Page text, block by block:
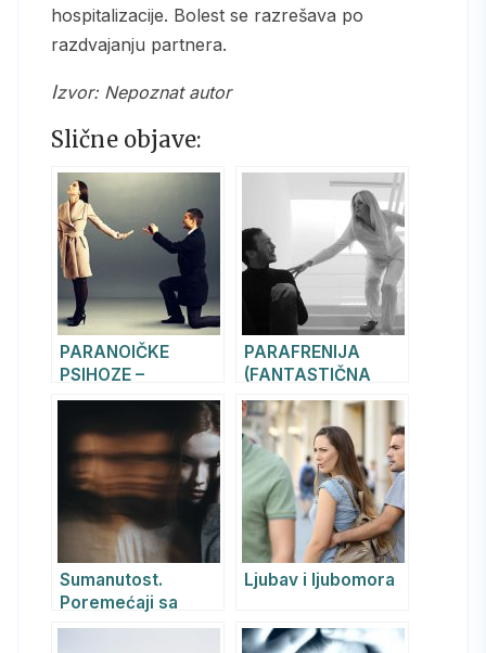
hospitalizacije. Bolest se razrešava po
razdvajanju partnera.
Izvor: Nepoznat autor
Slične objave:
PARANOIČKE
PSIHOZE –
STRASNE
SUMANUTOSTI
PARAFRENIJA
(FANTASTIČNA
SUMANUTOST)
Sumanutost.
Poremećaji sa
sumanutošću
Ljubav i ljubomora